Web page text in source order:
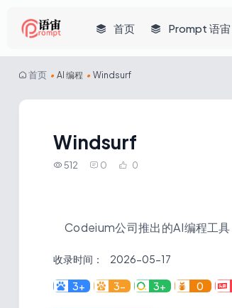
首页 Prompt 语宙
首页 • AI 编程 • Windsurf
Windsurf
512 0 0
Codeium公司推出的AI编程工具
收录时间： 2026-05-17
3+ 3- 3+ 0